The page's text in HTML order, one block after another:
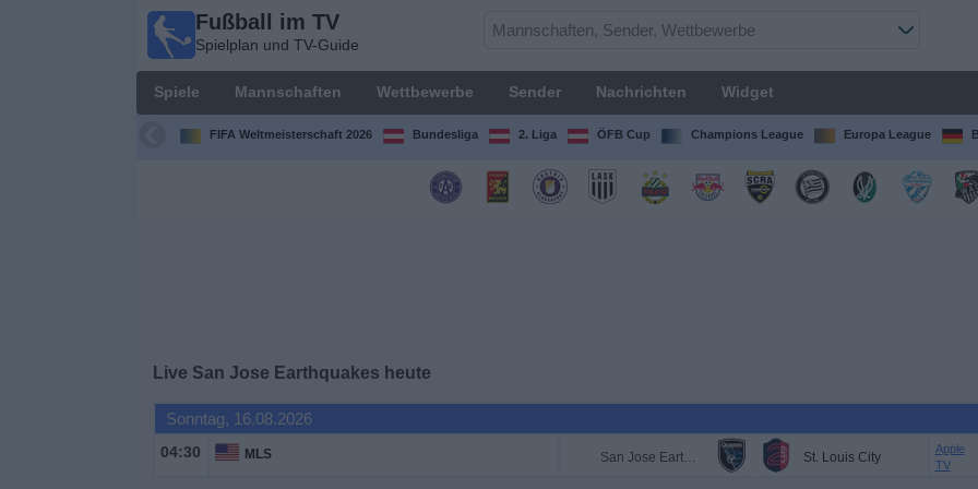
Fußball im TV
Spielplan und TV-Guide
Spiele Mannschaften Wettbewerbe Sender Nachrichten Widget
FIFA Weltmeisterschaft 2026 Bundesliga 2. Liga ÖFB Cup Champions League Europa League
Live San Jose Earthquakes heute
Sonntag, 16.08.2026
04:30 MLS San Jose Earthquakes St. Louis City
Apple
TV